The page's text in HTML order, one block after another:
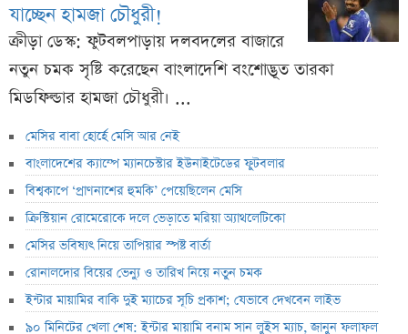
যাচ্ছেন হামজা চৌধুরী!
ক্রীড়া ডেস্ক: ফুটবলপাড়ায় দলবদলের বাজারে
নতুন চমক সৃষ্টি করেছেন বাংলাদেশি বংশোদ্ভূত তারকা
মিডফিল্ডার হামজা চৌধুরী। ...
মেসির বাবা হোর্হে মেসি আর নেই
বাংলাদেশের ক্যাম্পে ম্যানচেস্টার ইউনাইটেডের ফুটবলার
বিশ্বকাপে ‘প্রাণনাশের হুমকি’ পেয়েছিলেন মেসি
ক্রিস্টিয়ান রোমেরোকে দলে ভেড়াতে মরিয়া অ্যাথলেটিকো
মেসির ভবিষ্যৎ নিয়ে তাপিয়ার স্পষ্ট বার্তা
রোনালদোর বিয়ের ভেন্যু ও তারিখ নিয়ে নতুন চমক
ইন্টার মায়ামির বাকি দুই ম্যাচের সূচি প্রকাশ; যেভাবে দেখবেন লাইভ
৯০ মিনিটের খেলা শেষ: ইন্টার মায়ামি বনাম সান লুইস ম্যাচ, জানুন ফলাফল